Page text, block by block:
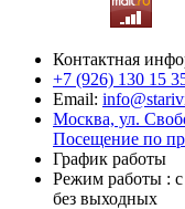
Контактная
+7 (926) 130 15
Email:
Москва, ул.
Посещение по
График работы
Режим работы :
без выходных